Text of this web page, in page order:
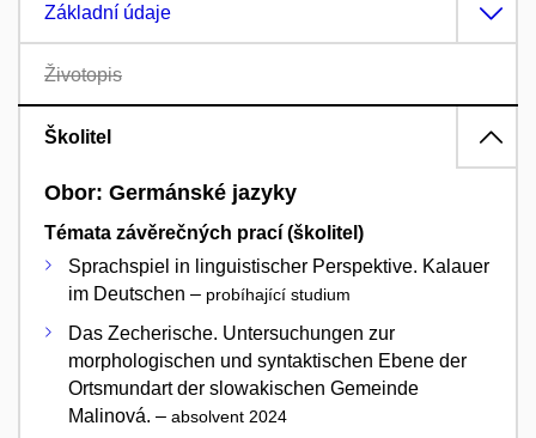
Základní údaje
Životopis
Školitel
Obor: Germánské jazyky
Témata závěrečných prací (školitel)
Sprachspiel in linguistischer Perspektive. Kalauer
im Deutschen – probíhající studium
Das Zecherische. Untersuchungen zur
morphologischen und syntaktischen Ebene der
Ortsmundart der slowakischen Gemeinde
Malinová. – absolvent 2024